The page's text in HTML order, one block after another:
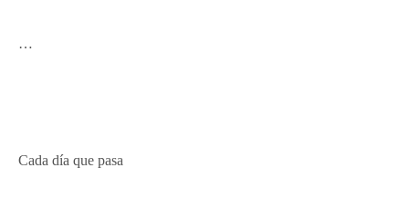
…
Cada día que pasa